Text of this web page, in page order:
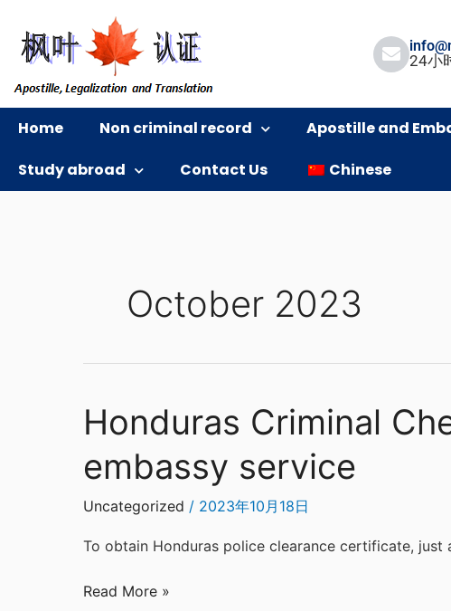
24小
Home Non criminal record Apostille and
Study abroad
Contact Us Chinese
October 2023
Honduras Criminal
embassy service
Uncategorized / 2023年10月18日
To obtain Honduras police clearance certificate, just
Honduras
Criminal
Check,,birth
certificate
authentication
embassy
Read More »